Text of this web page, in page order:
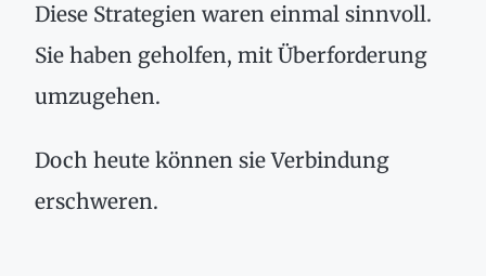
Diese Strategien waren einmal sinnvoll.
Sie haben geholfen, mit Überforderung
umzugehen.
Doch heute können sie Verbindung
erschweren.